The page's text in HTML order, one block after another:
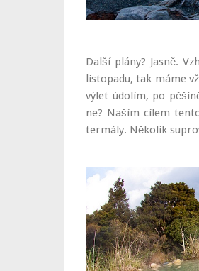
Další plány? Jasně.
listopadu, tak máme
výlet údolím, po
ne? Naším cílem
termály. Několik